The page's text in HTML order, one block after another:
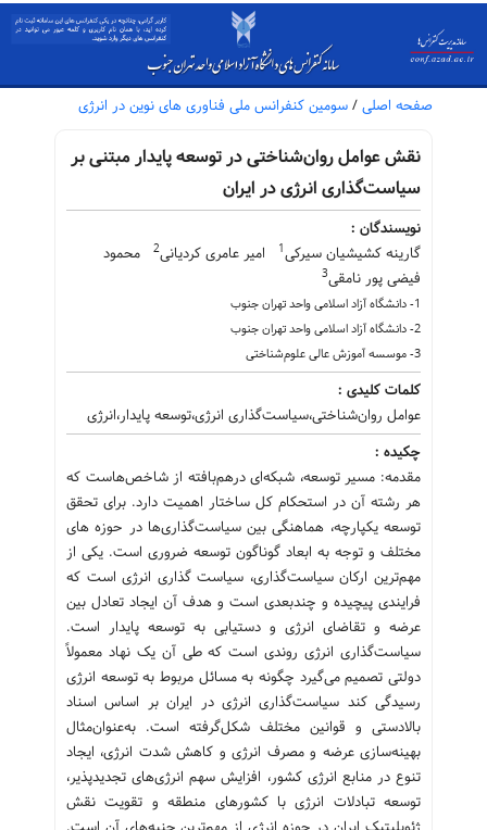
صفحه اصلی / سومین کنفرانس ملی فناوری های نوین در انرژی
نقش عوامل روان‌شناختی در توسعه پایدار مبتنی بر
سیاست‌گذاری انرژی در ایران
نویسندگان :
گارینه کشیشیان سیرکی1 امیر عامری کردیانی2
محمود
فیضی پور نامقی3
1- دانشگاه آزاد اسلامی واحد تهران جنوب
2- دانشگاه آزاد اسلامی واحد تهران جنوب
3- موسسه آموزش عالی علوم‌شناختی
کلمات کلیدی :
عوامل روان‌شناختی،سیاست‌گذاری انرژی،توسعه پایدار،انرژی
چکیده :
مقدمه: مسیر توسعه، شبکه‌ای درهم‌بافته از شاخص‌هاست که
هر رشته آن در استحکام کل ساختار اهمیت دارد. برای تحقق
توسعه یکپارچه، هماهنگی بین سیاست‌گذاری‌ها در حوزه های
مختلف و توجه به ابعاد گوناگون توسعه ضروری است. یکی از
مهم‌ترین ارکان سیاست‌گذاری، سیاست گذاری انرژی است که
فرایندی پیچیده و چندبعدی است و هدف آن ایجاد تعادل بین
عرضه و تقاضای انرژی و دستیابی به توسعه پایدار است.
سیاست‌گذاری انرژی روندی است که طی آن یک نهاد معمولاً
دولتی تصمیم می‌گیرد چگونه به مسائل مربوط به توسعه انرژی
رسیدگی کند سیاست‌گذاری انرژی در ایران بر اساس اسناد
بالادستی و قوانین مختلف شکل‌گرفته است. به‌عنوان‌مثال
بهینه‌سازی عرضه و مصرف انرژی و کاهش شدت انرژی، ایجاد
تنوع در منابع انرژی کشور، افزایش سهم انرژی‌های تجدیدپذیر،
توسعه تبادلات انرژی با کشورهای منطقه و تقویت نقش